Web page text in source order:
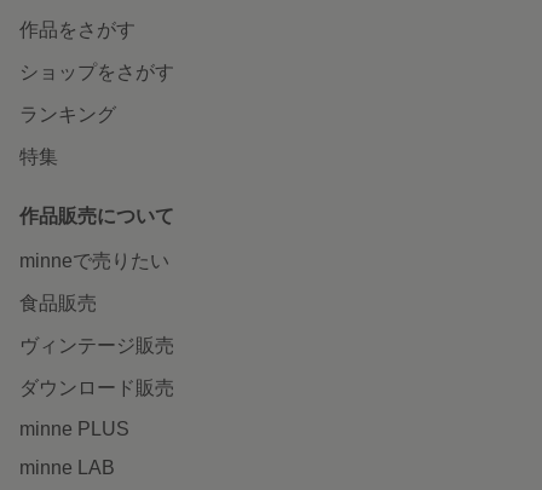
作品をさがす
ショップをさがす
ランキング
特集
作品販売について
minneで売りたい
食品販売
ヴィンテージ販売
ダウンロード販売
minne PLUS
minne LAB